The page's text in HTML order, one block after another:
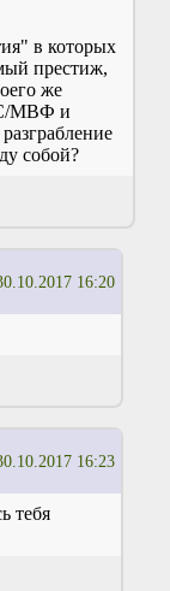
в которых
престиж,
же
МВФ и
собой?
16:20
16:23
тебя